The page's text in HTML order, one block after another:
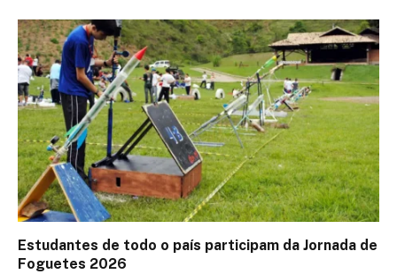
Estudantes de todo o país participam da Jornada de
Foguetes 2026